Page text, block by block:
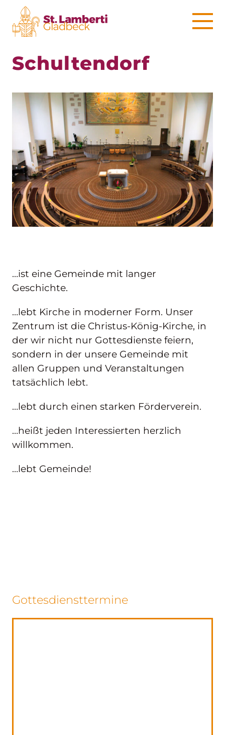
Schultendorf
…ist eine Gemeinde mit langer
Geschichte.
…lebt Kirche in moderner Form. Unser
Zentrum ist die Christus-König-Kirche, in
der wir nicht nur Gottesdienste feiern,
sondern in der unsere Gemeinde mit
allen Gruppen und Veranstaltungen
tatsächlich lebt.
…lebt durch einen starken Förderverein.
…heißt jeden Interessierten herzlich
willkommen.
…lebt Gemeinde!
Gottesdiensttermine